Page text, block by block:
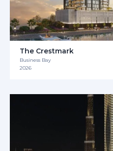
The Crestmark
Business Bay
2026